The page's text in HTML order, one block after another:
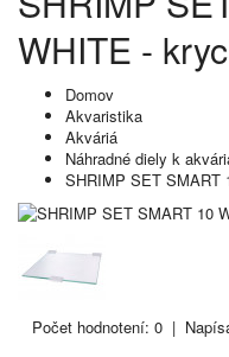
WHITE -
Domov
Akvaristika
Akváriá
Náhradné diely k
SHRIMP SET SMART
Počet hodnotení: 0 |